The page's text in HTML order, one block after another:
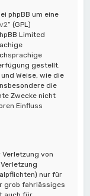
phpBB um eine
“ (GPL)
Limited
gestellt.
Weise, wie die
die
Zwecke nicht
Einfluss
von
nur für
grob fahrlässiges